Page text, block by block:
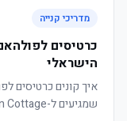
מדריכי קנייה
הישראלי
איך קונים כרטיסים
שמגיעים ל-Craven Cottage על גדת נהר התמזה.